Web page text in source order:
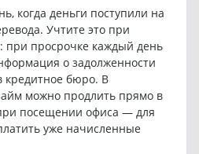
когда деньги поступили на
Учтите это при
просрочке каждый день
о задолженности
кредитное бюро. В
можно продлить прямо в
посещении офиса — для
уже начисленные